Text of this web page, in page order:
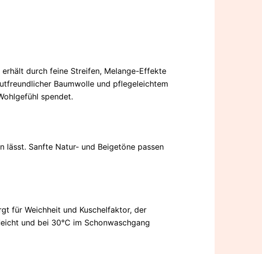
durch feine Streifen, Melange-Effekte
Baumwolle und pflegeleichtem
spendet.
lässt. Sanfte Natur- und Beigetöne passen
für Weichheit und Kuschelfaktor, der
und bei 30°C im Schonwaschgang